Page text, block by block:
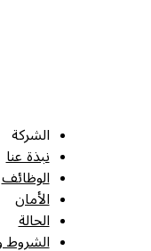
الشركة
نبذة عنا
الوظائف
الأمان
الحالة
الشروط